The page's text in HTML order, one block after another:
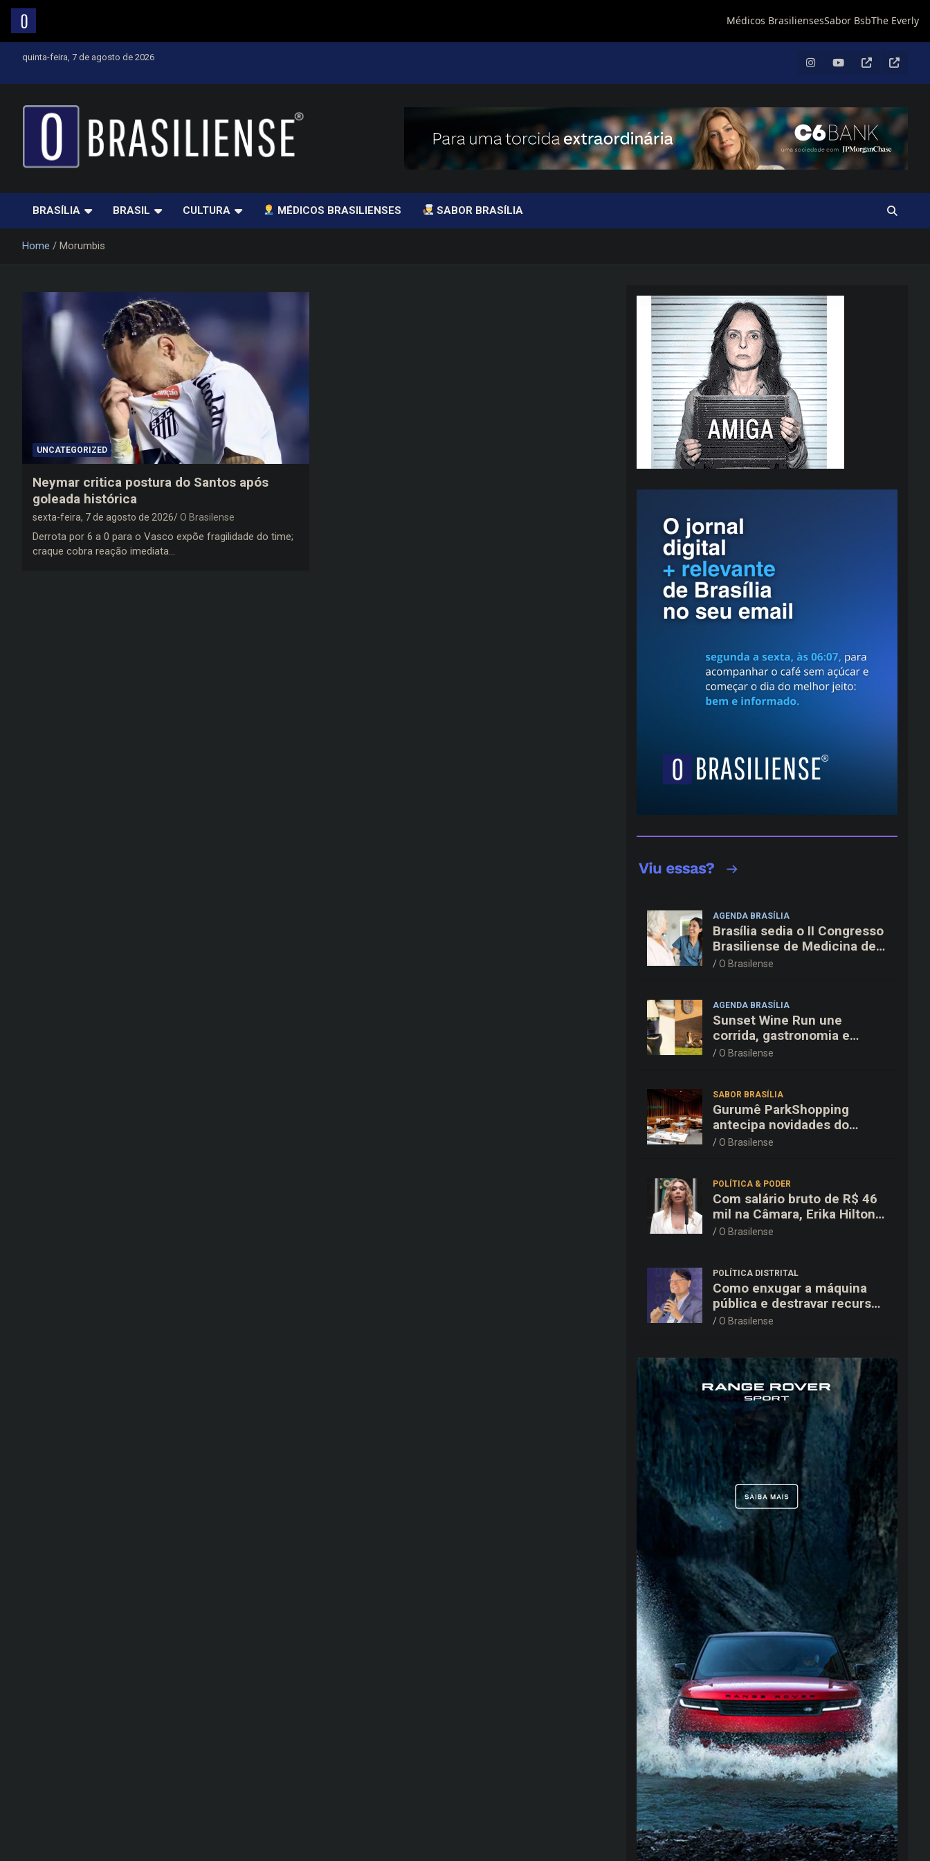
quinta-feira, 7 de agosto de 2026
BRASÍLIA BRASIL CULTURA MÉDICOS BRASILIENSES SABOR BRASÍLIA
Home Morumbis
UNCATEGORIZED
Neymar critica postura do Santos após
goleada histórica
sexta-feira, 7 de agosto de 2026 O Brasilense
Derrota por 6 a 0 para o Vasco expõe fragilidade do time;
craque cobra reação imediata…
AGENDA BRASÍLIA
Brasília sedia o II Congresso
Brasiliense de Medicina de
Família e Comunidade na
O Brasilense
AGENDA BRASÍLIA
Sunset Wine Run une
corrida, gastronomia e
enoturismo na Vinícola
O Brasilense
SABOR BRASÍLIA
Gurumê ParkShopping
antecipa novidades do
cardápio e oferece 25% de
O Brasilense
POLÍTICA & PODER
Com salário bruto de R$ 46
mil na Câmara, Erika Hilton
declara patrimônio de R$
O Brasilense
POLÍTICA DISTRITAL
Como enxugar a máquina
pública e destravar recursos
para a saúde e educação no
O Brasilense